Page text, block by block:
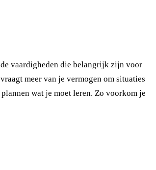
vaardigheden die belangrijk zijn voor
meer van je vermogen om situaties
wat je moet leren. Zo voorkom je